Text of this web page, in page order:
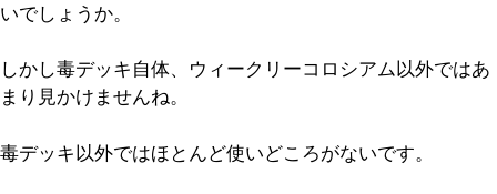
いでしょうか。
しかし毒デッキ自体、ウィークリーコロシアム以外ではあ
まり見かけませんね。
毒デッキ以外ではほとんど使いどころがないです。